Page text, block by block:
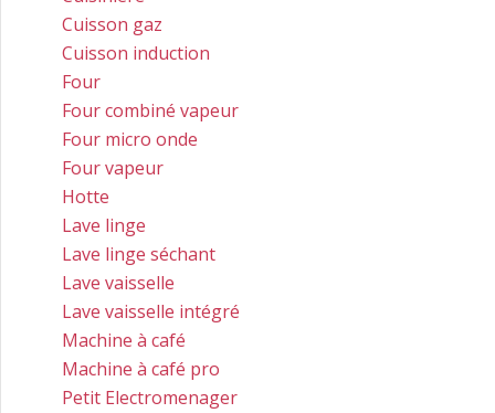
Cuisson gaz
Cuisson induction
Four
Four combiné vapeur
Four micro onde
Four vapeur
Hotte
Lave linge
Lave linge séchant
Lave vaisselle
Lave vaisselle intégré
Machine à café
Machine à café pro
Petit Electromenager